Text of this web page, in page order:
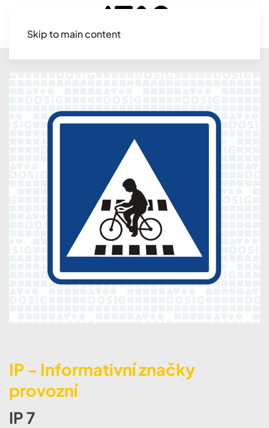
Skip to main content
IP - Informativní značky
provozní
IP 7